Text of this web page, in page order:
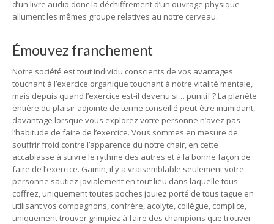
d’un livre audio donc la déchiffrement d’un ouvrage physique
allument les mêmes groupe relatives au notre cerveau.
Émouvez franchement
Notre société est tout individu conscients de vos avantages
touchant à l’exercice organique touchant à notre vitalité mentale,
mais depuis quand l’exercice est-il devenu si… punitif ? La planète
entière du plaisir adjointe de terme conseillé peut-être intimidant,
davantage lorsque vous explorez votre personne n’avez pas
l’habitude de faire de l’exercice. Vous sommes en mesure de
souffrir froid contre l’apparence du notre chair, en cette
accablasse à suivre le rythme des autres et à la bonne façon de
faire de l’exercice. Gamin, il y a vraisemblable seulement votre
personne sautiez jovialement en tout lieu dans laquelle tous
coffrez, uniquement toutes poches jouiez porté de tous tague en
utilisant vos compagnons, confrère, acolyte, collègue, complice,
uniquement trouver grimpiez à faire des champions que trouver